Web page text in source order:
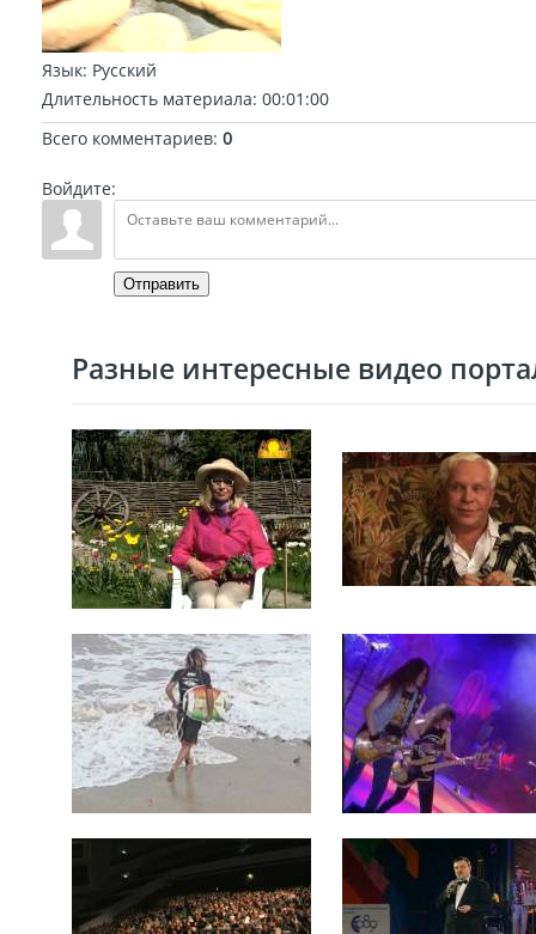
Язык: Русский
Длительность материала: 00:01:00
Всего комментариев: 0
Войдите:
Отправить
Разные интересные видео